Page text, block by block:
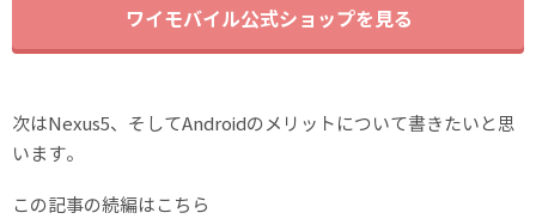
ワイモバイル公式ショップを見る
次はNexus5、そしてAndroidのメリットについて書きたいと思
います。
この記事の続編はこちら